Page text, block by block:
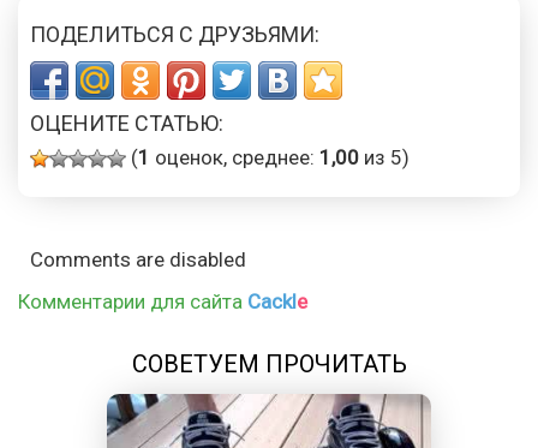
ПОДЕЛИТЬСЯ С ДРУЗЬЯМИ:
ОЦЕНИТЕ СТАТЬЮ:
(1 оценок, среднее: 1,00 из 5)
Comments are disabled
Комментарии для сайта Cackle
СОВЕТУЕМ ПРОЧИТАТЬ